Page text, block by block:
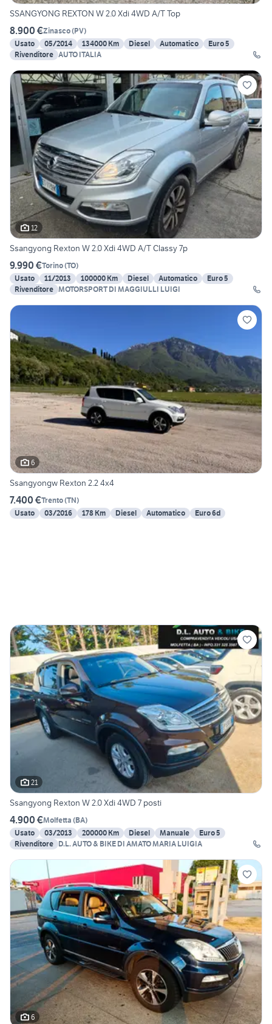
SSANGYONG REXTON W 2.0 Xdi 4WD A/T Top
8.900 €Zinasco(PV)
Usato
05/2014 134000 Km Diesel Automatico
Euro 5
Rivenditore AUTO ITALIA
12
Ssangyong Rexton W 2.0 Xdi 4WD A/T Classy 7p
9.990 €Torino(TO)
Usato
11/2013 100000 Km Diesel Automatico
Euro 5
Rivenditore MOTORSPORT DI MAGGIULLI LUIGI
6
Ssangyongw Rexton 2.2 4x4
7.400 €Trento(TN)
Usato
03/2016 178 Km Diesel Automatico Euro 6d
21
Ssangyong Rexton W 2.0 Xdi 4WD 7 posti
4.900 €Molfetta (BA)
Usato
03/2013 200000 Km Diesel Manuale
Euro 5
Rivenditore D.L. AUTO & BIKE DI AMATO MARIA LUIGIA
6